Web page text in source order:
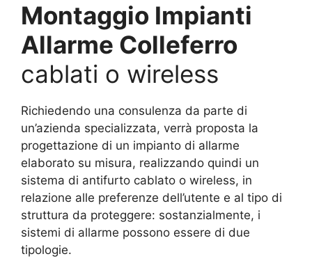
Montaggio Impianti
Allarme Colleferro
cablati o wireless
Richiedendo una consulenza da parte di
un’azienda specializzata, verrà proposta la
progettazione di un impianto di allarme
elaborato su misura, realizzando quindi un
sistema di antifurto cablato o wireless, in
relazione alle preferenze dell’utente e al tipo di
struttura da proteggere: sostanzialmente, i
sistemi di allarme possono essere di due
tipologie.